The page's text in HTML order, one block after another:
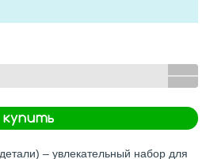
купить
– увлекательный набор для